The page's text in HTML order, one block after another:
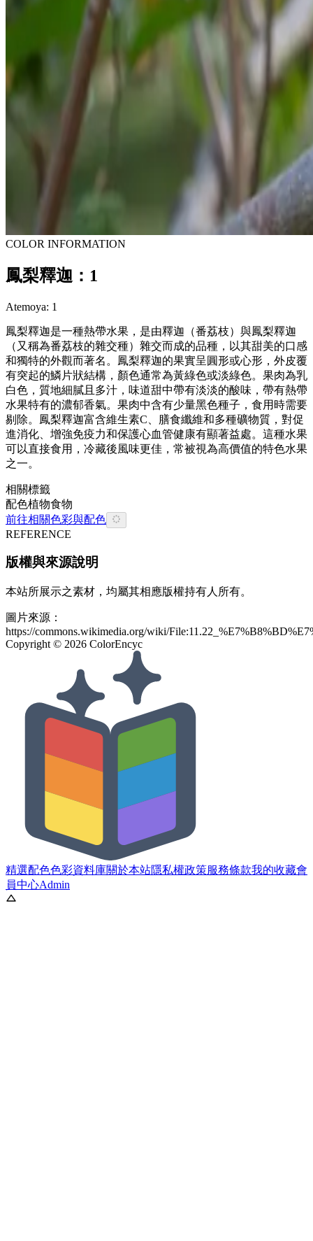
COLOR INFORMATION
鳳梨釋迦：1
Atemoya: 1
鳳梨釋迦是一種熱帶水果，是由釋迦（番荔枝）與鳳梨釋迦
（又稱為番荔枝的雜交種）雜交而成的品種，以其甜美的口感
和獨特的外觀而著名。鳳梨釋迦的果實呈圓形或心形，外皮覆
有突起的鱗片狀結構，顏色通常為黃綠色或淡綠色。果肉為乳
白色，質地細膩且多汁，味道甜中帶有淡淡的酸味，帶有熱帶
水果特有的濃郁香氣。果肉中含有少量黑色種子，食用時需要
剔除。鳳梨釋迦富含維生素C、膳食纖維和多種礦物質，對促
進消化、增強免疫力和保護心血管健康有顯著益處。這種水果
可以直接食用，冷藏後風味更佳，常被視為高價值的特色水果
之一。
相關標籤
配色植物食物
前往相關色彩與配色
REFERENCE
版權與來源說明
本站所展示之素材，均屬其相應版權持有人所有。
圖片來源：
https://commons.wikimedia.org/wiki/
Copyright © 2026 ColorEncyc
精選配色色彩資料庫關於本站隱私權政策服務條款我的收藏會
員中心Admin